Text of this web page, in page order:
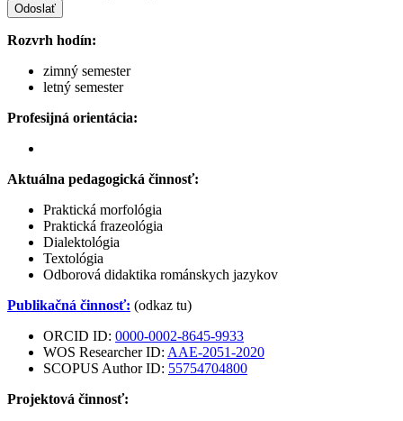
Odoslať
Rozvrh hodín:
zimný semester
letný semester
Profesijná orientácia:
Aktuálna pedagogická činnosť:
Praktická morfológia
Praktická frazeológia
Dialektológia
Textológia
Odborová didaktika románskych jazykov
Publikačná činnosť: (odkaz tu)
ORCID ID: 0000-0002-8645-9933
WOS Researcher ID: AAE-2051-2020
SCOPUS Author ID: 55754704800
Projektová činnosť: